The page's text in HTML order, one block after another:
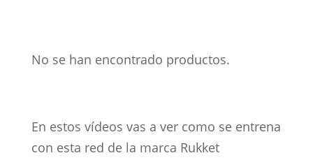
No se han encontrado productos.
En estos vídeos vas a ver como se entrena
con esta red de la marca Rukket